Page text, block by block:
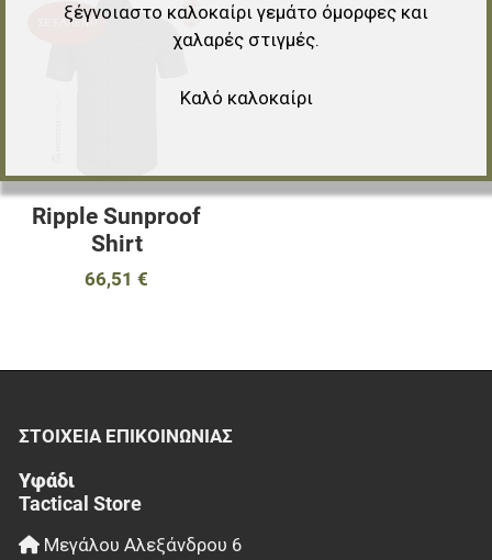
ΣΕ ΈΛΛΕΙΨΗ Προσθήκη στα αγαπημένα
Γρήγορη ματιά
Ripple Sunproof
Shirt
66,51 €
ΣΤΟΙΧΕΊΑ EΠΙΚΟΙΝΩΝΊΑΣ
Υφάδι
Tactical Store
Μεγάλου Αλεξάνδρου 6
ξέγνοιαστο καλοκαίρι γεμάτο όμορφες και
χαλαρές στιγμές.
Καλό καλοκαίρι